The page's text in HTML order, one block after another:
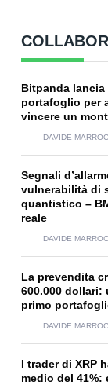
Bitpanda
portafoglio per
vincere un
DAVIDE
Segnali
vulnerabilità di
quantistico –
reale
DAVIDE
La prevendita
600.000 dollari:
primo
DAVIDE
I trader di XRP
medio del